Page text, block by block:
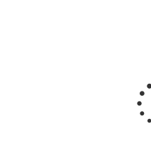
Датчик температуры TST05